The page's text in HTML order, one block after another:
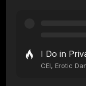
I Do in
CEI, Erotic